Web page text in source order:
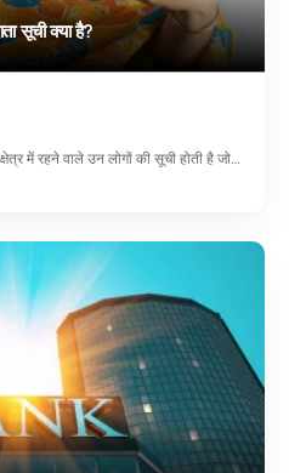
सूची क्या है?
में रहने वाले उन लोगों की सूची होती है जो…